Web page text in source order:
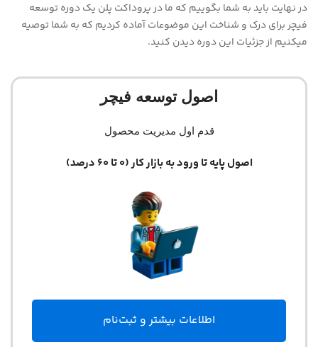
در نهایت باید به شما بگوییم که ما در پروداکت پلن یک دوره توسعه
فیچر برای درک و شناخت این موضوعات آماده کردیم که به شما توصیه
میکنیم از جزئیات این دوره دیدن کنید.
اصول توسعه فیچر
قدم اول مدیریت محصول
اصول پایه تا ورود به بازار کار (0 تا 60 درصد)
اطلاعات بیشتر و ثبت‌نام